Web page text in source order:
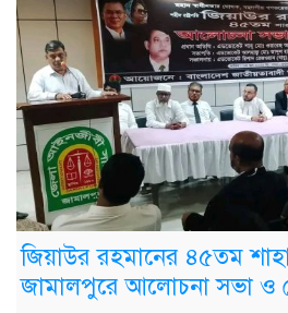
জিয়াউর রহমানের ৪৫তম
জামালপুরে আলোচনা সভা ও